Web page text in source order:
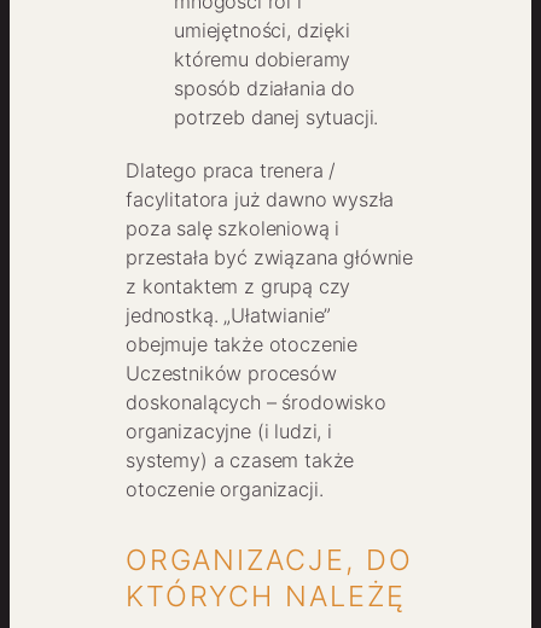
umiejętności, dzięki
któremu dobieramy
sposób działania do
potrzeb danej sytuacji.
Dlatego praca trenera /
facylitatora już dawno wyszła
poza salę szkoleniową i
przestała być związana głównie
z kontaktem z grupą czy
jednostką. „Ułatwianie”
obejmuje także otoczenie
Uczestników procesów
doskonalących – środowisko
organizacyjne (i ludzi, i
systemy) a czasem także
otoczenie organizacji.
ORGANIZACJE, DO
KTÓRYCH NALEŻĘ